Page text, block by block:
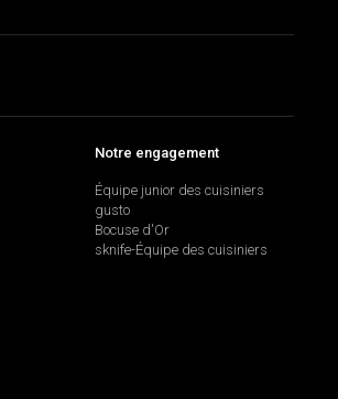
Notre engagement
Équipe junior des cuisiniers
gusto
Bocuse d'Or
sknife-Équipe des cuisiniers